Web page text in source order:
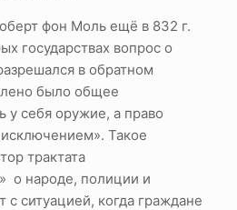
фон Моль ещё в 832 г.
государствах вопрос о
в обратном
было общее
у себя оружие, а право
Такое
трактата
о народе, полиции и
с ситуацией, когда граждане